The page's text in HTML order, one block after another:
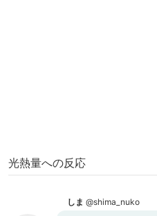
光熱量への反応
しま @shima_nuko